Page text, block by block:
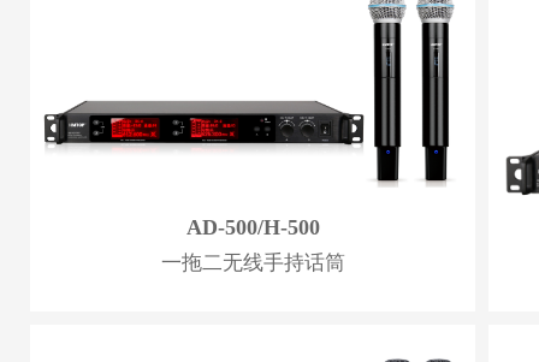
AD-500/H-500
一拖二无线手持话筒